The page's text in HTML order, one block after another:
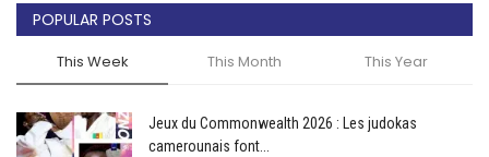
POPULAR POSTS
This Week This Month This Year
Jeux du Commonwealth 2026 : Les judokas
camerounais font...